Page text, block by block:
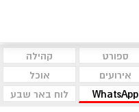
ספורט
קהילה
אירועים
אוכל
WhatsApp לוח באר שבע